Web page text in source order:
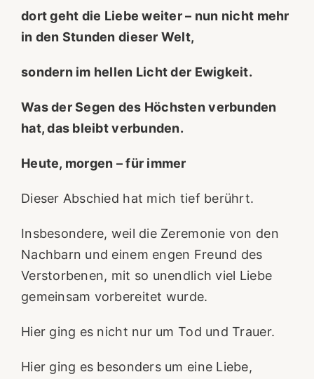
dort geht die Liebe weiter – nun nicht mehr
in den Stunden dieser Welt,
sondern im hellen Licht der Ewigkeit.
Was der Segen des Höchsten verbunden
hat, das bleibt verbunden.
Heute, morgen – für immer
Dieser Abschied hat mich tief berührt.
Insbesondere, weil die Zeremonie von den
Nachbarn und einem engen Freund des
Verstorbenen, mit so unendlich viel Liebe
gemeinsam vorbereitet wurde.
Hier ging es nicht nur um Tod und Trauer.
Hier ging es besonders um eine Liebe,